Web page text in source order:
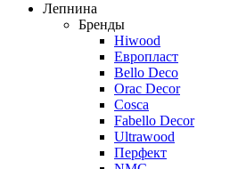
Лепнина
Бренды
Hiwood
Европласт
Bello Deco
Orac Decor
Cosca
Fabello Decor
Ultrawood
Перфект